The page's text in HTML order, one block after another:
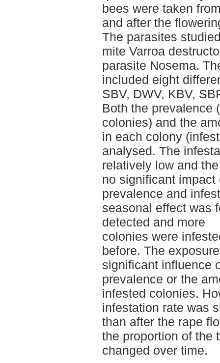
bees were taken
and after the
The parasites
mite Varroa
parasite Nosema.
included eight
SBV, DWV, KBV,
Both the prevalence
colonies) and the
in each colony
analysed. The
relatively low and
no significant impact
prevalence and
seasonal effect was
detected and more
colonies were
before. The
significant influence
prevalence or the
infested colonies.
infestation rate was
than after the rape
the proportion of the
changed over time.